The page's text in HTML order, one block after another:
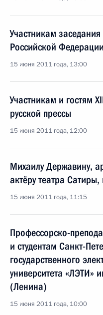
Участникам
Российской
15 июня 2011 года, 13:00
Участникам и гостям
русской прессы
15 июня 2011 года, 12:00
Михаилу Державину,
актёру театра
15 июня 2011 года, 11:15
Профессорско-
и студентам Санкт-
государственного
университета «ЛЭТИ»
(Ленина)
15 июня 2011 года, 10:00